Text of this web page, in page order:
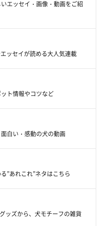
エッセイ・画像・動画をご紹
ッセイが読める大人気連載
ト情報やコツなど
白い・感動の犬の動画
”あれこれ”ネタはこちら
ッズから、犬モチーフの雑貨